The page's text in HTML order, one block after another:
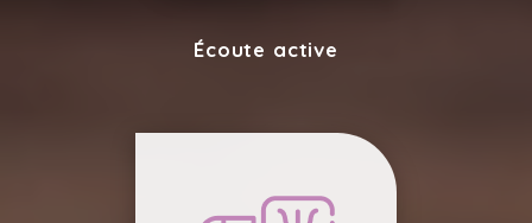
Écoute active